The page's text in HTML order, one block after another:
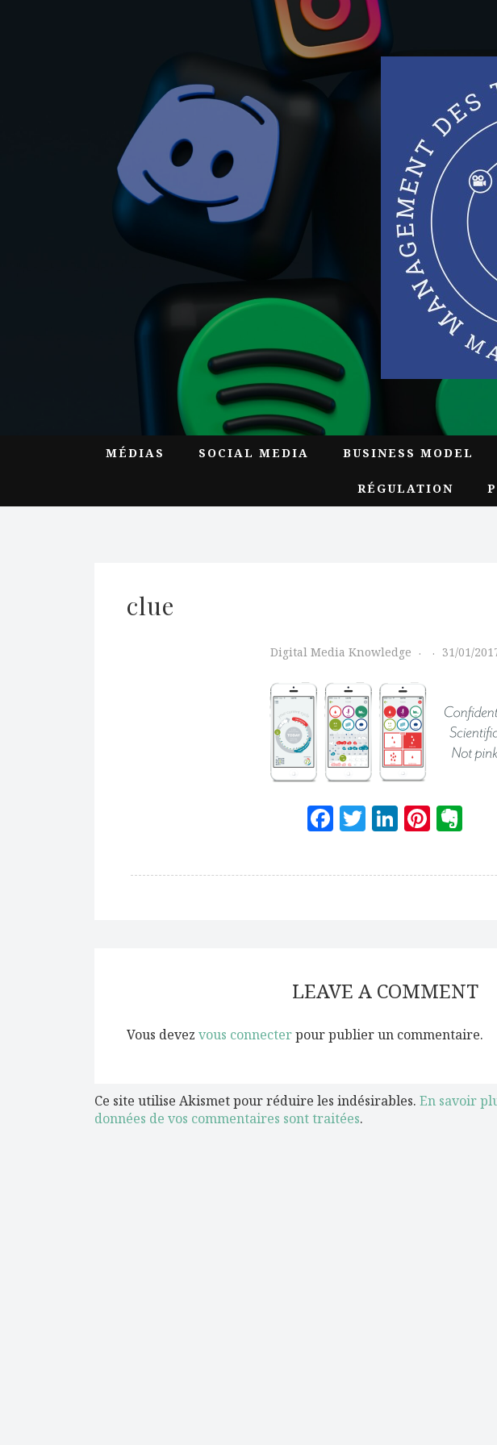
MÉDIAS SOCIAL MEDIA BUSINESS MODEL
RÉGULATION
clue
Digital Media Knowledge 31/01/
Facebook
Twitter
LinkedIn
LEAVE A COMMENT
Vous devez vous connecterpour publier un commentaire.
Ce site utilise Akismet pour réduire les indésirables. En savoir
données de vos commentaires sont traitées.